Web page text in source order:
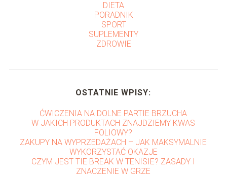
DIETA
PORADNIK
SPORT
SUPLEMENTY
ZDROWIE
OSTATNIE WPISY:
ĆWICZENIA NA DOLNE PARTIE BRZUCHA
W JAKICH PRODUKTACH ZNAJDZIEMY KWAS
FOLIOWY?
ZAKUPY NA WYPRZEDAŻACH – JAK MAKSYMALNIE
WYKORZYSTAĆ OKAZJE
CZYM JEST TIE BREAK W TENISIE? ZASADY I
ZNACZENIE W GRZE